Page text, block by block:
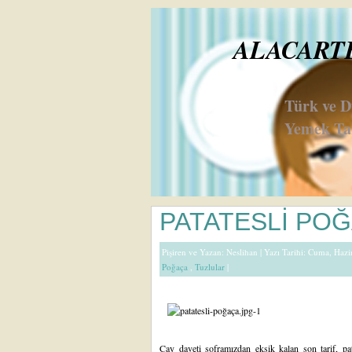
Türk ve
Yemek
PATATESLİ
Pişiren ve Yazan: Neslihan | Yazı Tarihi: Cuma,
Poğaça , Tuzlular |
Çay daveti soframızdan eksik kalan son tarif,